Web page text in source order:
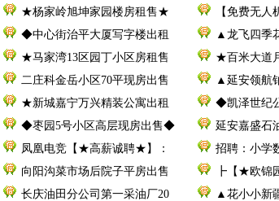
★杨家岭旭坤家园楼房租售★ 【免费无人
◆中心街治平大厦写字楼出租 ▲龙飞四季
★马家湾13区园丁小区房租售 ★百米大道
二庄科金岳小区70平现房出售 ▲延安领航
★新城嘉宁万兴精装公寓出租 ◆凯泽世纪
◆枣园5号小区高层现房出售◆ 延安嘉盛石
凤凰电竞【★高薪诚聘★】： 招聘：小学
向阳沟菜市场后院子平房出售 ┣【★欧锦
长庆油田分公司第一采油厂20 ▲花小小新